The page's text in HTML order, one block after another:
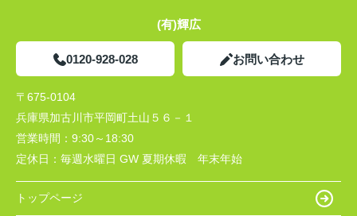
(有)輝広
0120-928-028 お問い合わせ
〒675-0104
兵庫県加古川市平岡町土山５６－１
営業時間： 9:30～18:30
定休日： 毎週水曜日 GW 夏期休暇 年末年始
トップページ